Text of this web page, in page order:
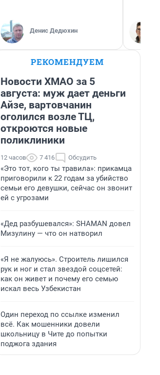
Денис Дедюхин
РЕКОМЕНДУЕМ
Новости ХМАО за 5
августа: муж дает деньги
Айзе, вартовчанин
оголился возле ТЦ,
откроются новые
поликлиники
12 часов 7 416 Обсудить
«Это тот, кого ты травила»: прикамца
приговорили к 22 годам за убийство
семьи его девушки, сейчас он звонит
ей с угрозами
«Дед разбушевался»: SHAMAN довел
Мизулину — что он натворил
«Я не жалуюсь». Строитель лишился
рук и ног и стал звездой соцсетей:
как он живет и почему его семью
искал весь Узбекистан
Один переход по ссылке изменил
всё. Как мошенники довели
школьницу в Чите до попытки
поджога здания